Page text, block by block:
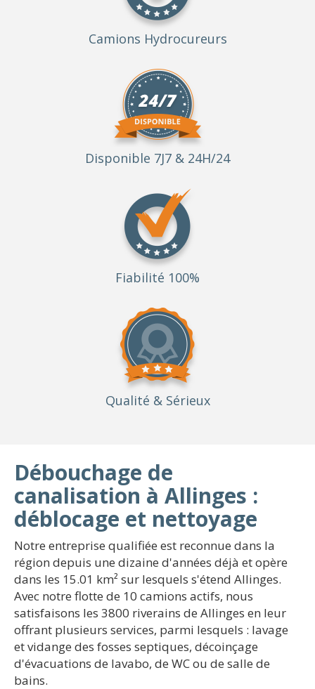
Camions Hydrocureurs
Disponible 7J7 & 24H/24
Fiabilité 100%
Qualité & Sérieux
Débouchage de
canalisation à Allinges :
déblocage et nettoyage
Notre entreprise qualifiée est reconnue dans la
région depuis une dizaine d'années déjà et opère
dans les 15.01 km² sur lesquels s'étend Allinges.
Avec notre flotte de 10 camions actifs, nous
satisfaisons les 3800 riverains de Allinges en leur
offrant plusieurs services, parmi lesquels : lavage
et vidange des fosses septiques, décoinçage
d'évacuations de lavabo, de WC ou de salle de
bains.